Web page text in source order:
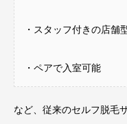
・スタッフ付きの店舗
・ペアで入室可能
など、従来のセルフ脱毛